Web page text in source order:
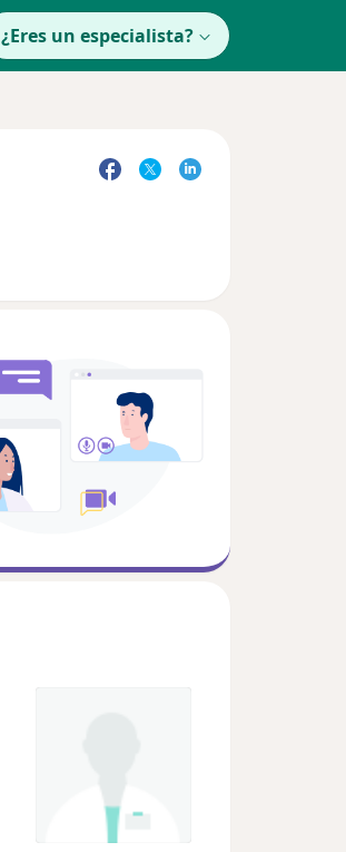
¿Eres un especialista?